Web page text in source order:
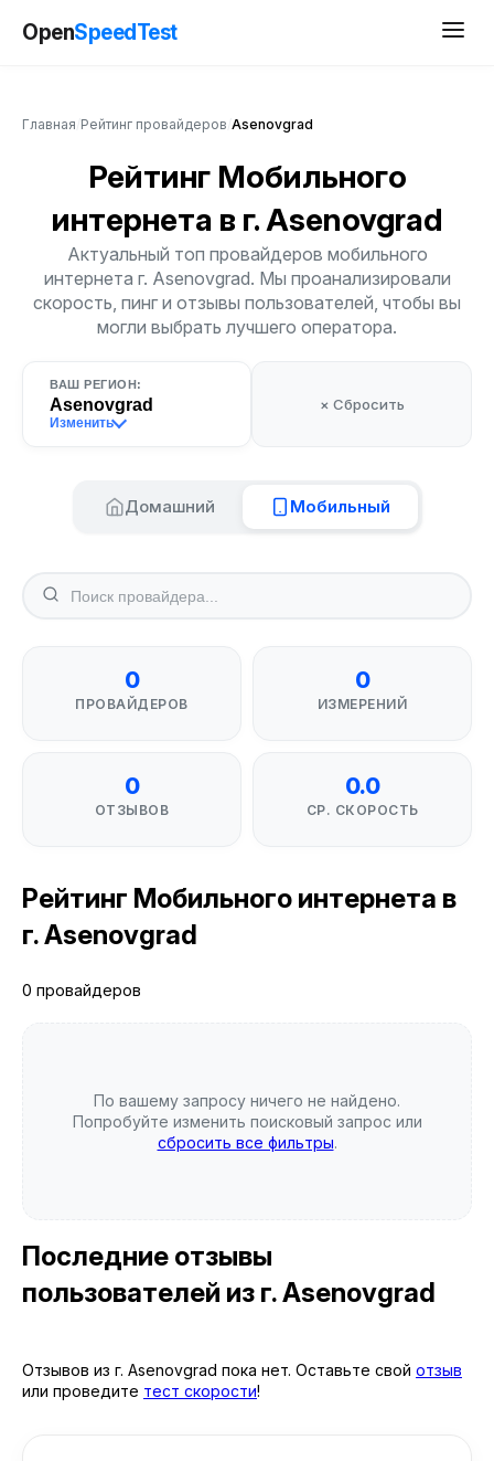
OpenSpeedTest
Главная Рейтинг провайдеров Asenovgrad
Рейтинг Мобильного
интернета в г. Asenovgrad
Актуальный топ провайдеров мобильного
интернета г. Asenovgrad. Мы проанализировали
скорость, пинг и отзывы пользователей, чтобы вы
могли выбрать лучшего оператора.
ВАШ РЕГИОН:
Asenovgrad
Изменить
× Сбросить
Домашний Мобильный
0
ПРОВАЙДЕРОВ
0
ИЗМЕРЕНИЙ
0
ОТЗЫВОВ
0.0
СР. СКОРОСТЬ
Рейтинг Мобильного интернета в
г. Asenovgrad
0 провайдеров
По вашему запросу ничего не найдено.
Попробуйте изменить поисковый запрос или
сбросить все фильтры.
Последние отзывы
пользователей из г. Asenovgrad
Отзывов из г. Asenovgrad пока нет. Оставьте свой отзыв
или проведите тест скорости!